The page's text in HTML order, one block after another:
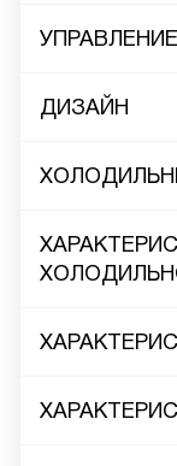
УПРАВЛЕНИЕ
ДИЗАЙН